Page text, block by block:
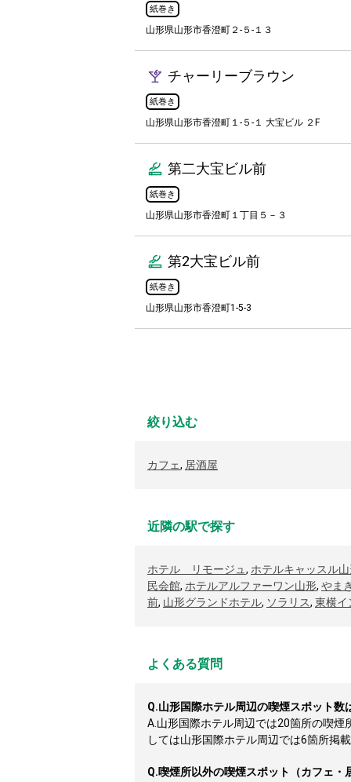
紙巻き
山形県山形市香澄町２-５-１３
チャーリーブラウン
紙巻き
山形県山形市香澄町１-５-１ 大宝ビル ２F
第二大宝ビル前
紙巻き
山形県山形市香澄町１丁目５－３
第2大宝ビル前
紙巻き
山形県山形市香澄町1-5-3
絞り込む
カフェ, 居酒屋
近隣の駅で探す
ホテル リモージュ , ホテルキャッスル
民会館, ホテルアルファーワン山形, やま
前, 山形グランドホテル, ソラリス, 東横イ
よくある質問
Q.山形国際ホテル周辺の喫煙スポット数
A. 山形国際ホテル周辺では20箇所の喫
しては山形国際ホテル周辺では6箇所掲
Q.喫煙所以外の喫煙スポット（カフェ